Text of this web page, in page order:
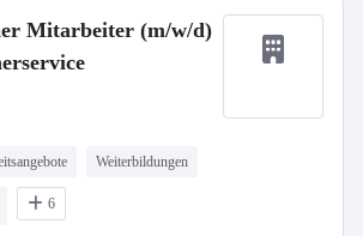
Mitarbeiter (m/w/d)
Weiterbildungen
6